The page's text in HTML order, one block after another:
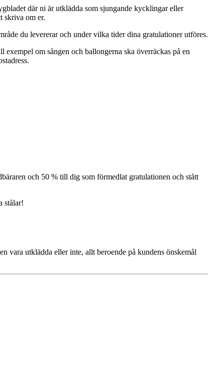
där ni är utklädda som sjungande kycklingar eller
skriva om er.
du levererar och under vilka tider dina gratulationer utföres.
om sången och ballongerna ska överräckas på en
och 50 % till dig som förmedlat gratulationen och stått
stålar!
vara utklädda eller inte, allt beroende på kundens önskemål